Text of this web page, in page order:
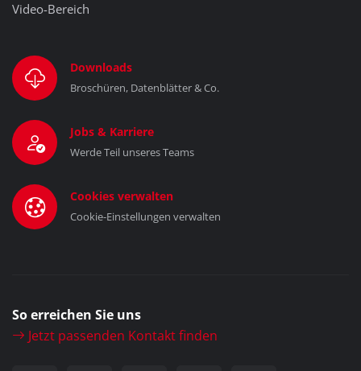
Video-Bereich
Downloads
Broschüren, Datenblätter & Co.
Jobs & Karriere
Werde Teil unseres Teams
Cookies verwalten
Cookie-Einstellungen verwalten
So erreichen Sie uns
Jetzt passenden Kontakt finden